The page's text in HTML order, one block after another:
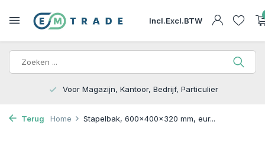
Incl.Excl.BTW
15.000m2 op Voorraad | Bezorgen of Afhalen
Terug Home Stapelbak, 600x400x320 mm, eur...